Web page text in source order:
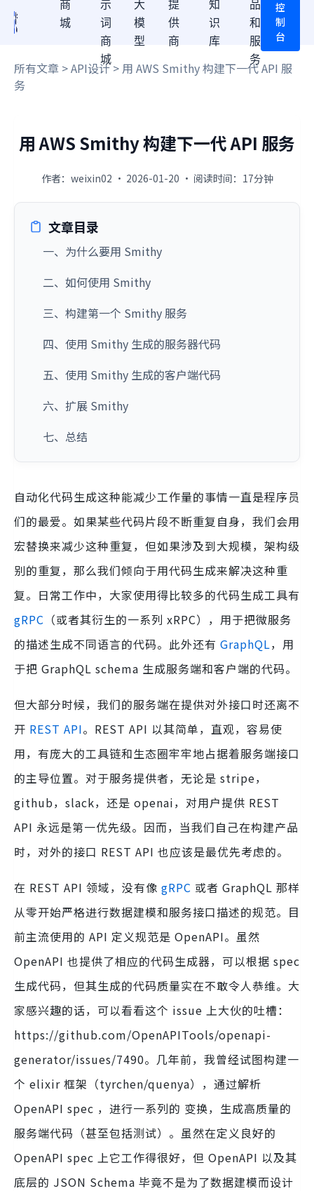
商
城
示
词
商
城
大
模
型
提
供
商
知
识
库
品
和
服
务
控
制
台
所有文章 >API设计> 用 AWS Smithy 构建下一代 API 服
务
用 AWS Smithy 构建下一代 API 服务
作者：weixin02 · 2026-01-20 · 阅读时间：17分钟
文章目录
一、为什么要用 Smithy
二、如何使用 Smithy
三、构建第一个 Smithy 服务
四、使用 Smithy 生成的服务器代码
五、使用 Smithy 生成的客户端代码
六、扩展 Smithy
七、总结
自动化代码生成这种能减少工作量的事情一直是程序员
们的最爱。如果某些代码片段不断重复自身，我们会用
宏替换来减少这种重复，但如果涉及到大规模，架构级
别的重复，那么我们倾向于用代码生成来解决这种重
复。日常工作中，大家使用得比较多的代码生成工具有
gRPC （或者其衍生的一系列 xRPC），用于把微服务
的描述生成不同语言的代码。此外还有 GraphQL，用
于把 GraphQL schema 生成服务端和客户端的代码。
但大部分时候，我们的服务端在提供对外接口时还离不
开 REST API。REST API 以其简单，直观，容易使
用，有庞大的工具链和生态圈牢牢地占据着服务端接口
的主导位置。对于服务提供者，无论是 stripe，
github，slack，还是 openai，对用户提供 REST
API 永远是第一优先级。因而，当我们自己在构建产品
时，对外的接口 REST API 也应该是最优先考虑的。
在 REST API 领域，没有像 gRPC 或者 GraphQL 那样
从零开始严格进行数据建模和服务接口描述的规范。目
前主流使用的 API 定义规范是 OpenAPI。虽然
OpenAPI 也提供了相应的代码生成器，可以根据 spec
生成代码，但其生成的代码质量实在不敢令人恭维。大
家感兴趣的话，可以看看这个 issue 上大伙的吐槽：
https://github.com/OpenAPITools/openapi-
generator/issues/7490。几年前，我曾经试图构建一
个 elixir 框架（tyrchen/quenya），通过解析
OpenAPI spec ，进行一系列的 变换，生成高质量的
服务端代码（甚至包括测试）。虽然在定义良好的
OpenAPI spec 上它工作得很好，但 OpenAPI 以及其
底层的 JSON Schema 毕竟不是为了数据建模而设计